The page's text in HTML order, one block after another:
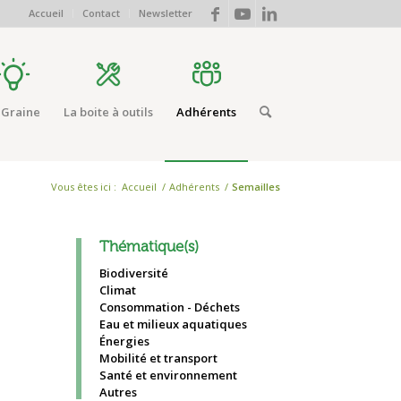
Accueil Contact Newsletter
La boite à outils Adhérents
Vous êtes ici : Accueil / Adhérents / Semailles
Thématique(s)
Biodiversité
Climat
Consommation - Déchets
Eau et milieux aquatiques
Énergies
Mobilité et transport
Santé et environnement
Autres